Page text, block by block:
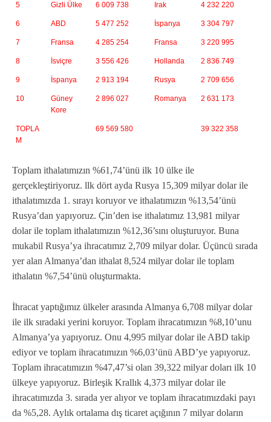
5 Gizli Ülke 6 009 738 Irak 4 232 220
6 ABD 5 477 252 İspanya 3 304 797
7 Fransa 4 285 254 Fransa 3 220 995
8 İsviçre 3 556 426 Hollanda 2 836 749
9 İspanya 2 913 194 Rusya 2 709 656
10
Güney
Kore
2 896 027 Romanya 2 631 173
TOPLA
M
69 569 580 39 322 358
Toplam ithalatımızın %61,74’ünü ilk 10 ülke ile
gerçekleştiriyoruz. llk dört ayda Rusya 15,309 milyar dolar ile
ithalatımızda 1. sırayı koruyor ve ithalatımızın %13,54’ünü
Rusya’dan yapıyoruz. Çin’den ise ithalatımız 13,981 milyar
dolar ile toplam ithalatımızın %12,36’sını oluşturuyor. Buna
mukabil Rusya’ya ihracatımız 2,709 milyar dolar. Üçüncü sırada
yer alan Almanya’dan ithalat 8,524 milyar dolar ile toplam
ithalatın %7,54’ünü oluşturmakta.
İhracat yaptığımız ülkeler arasında Almanya 6,708 milyar dolar
ile ilk sıradaki yerini koruyor. Toplam ihracatımızın %8,10’unu
Almanya’ya yapıyoruz. Onu 4,995 milyar dolar ile ABD takip
ediyor ve toplam ihracatımızın %6,03’ünü ABD’ye yapıyoruz.
Toplam ihracatımızın %47,47’si olan 39,322 milyar doları ilk 10
ülkeye yapıyoruz. Birleşik Krallık 4,373 milyar dolar ile
ihracatımızda 3. sırada yer alıyor ve toplam ihracatımızdaki payı
da %5,28. Aylık ortalama dış ticaret açığının 7 milyar doların